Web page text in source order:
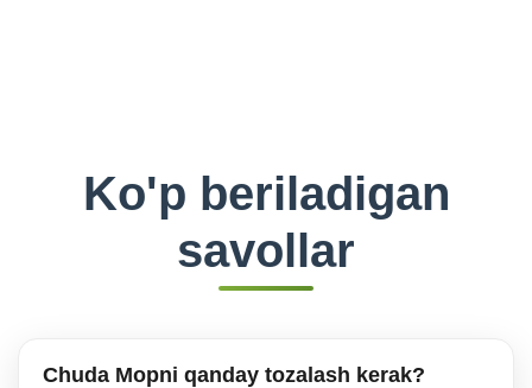
Ko'p beriladigan
savollar
Chuda Mopni qanday tozalash kerak?